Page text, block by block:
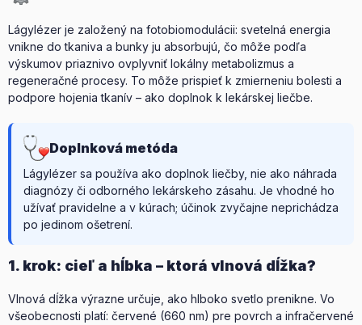
Lágylézer je založený na fotobiomodulácii: svetelná energia
vnikne do tkaniva a bunky ju absorbujú, čo môže podľa
výskumov priaznivo ovplyvniť lokálny metabolizmus a
regeneračné procesy. To môže prispieť k zmierneniu bolesti a
podpore hojenia tkanív – ako doplnok k lekárskej liečbe.
Doplnková metóda
Lágylézer sa používa ako doplnok liečby, nie ako náhrada
diagnózy či odborného lekárskeho zásahu. Je vhodné ho
užívať pravidelne a v kúrach; účinok zvyčajne neprichádza
po jedinom ošetrení.
1. krok: cieľ a hĺbka – ktorá vlnová dĺžka?
Vlnová dĺžka výrazne určuje, ako hlboko svetlo prenikne. Vo
všeobecnosti platí: červené (660 nm) pre povrch a infračervené